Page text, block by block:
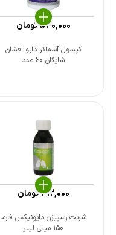
کپسول آسماکر دارو افشان
شایگان 60 عدد
530,000تومان
شربت رسپیژن دایونیکس فارما
150 میلی لیتر
412,000تومان